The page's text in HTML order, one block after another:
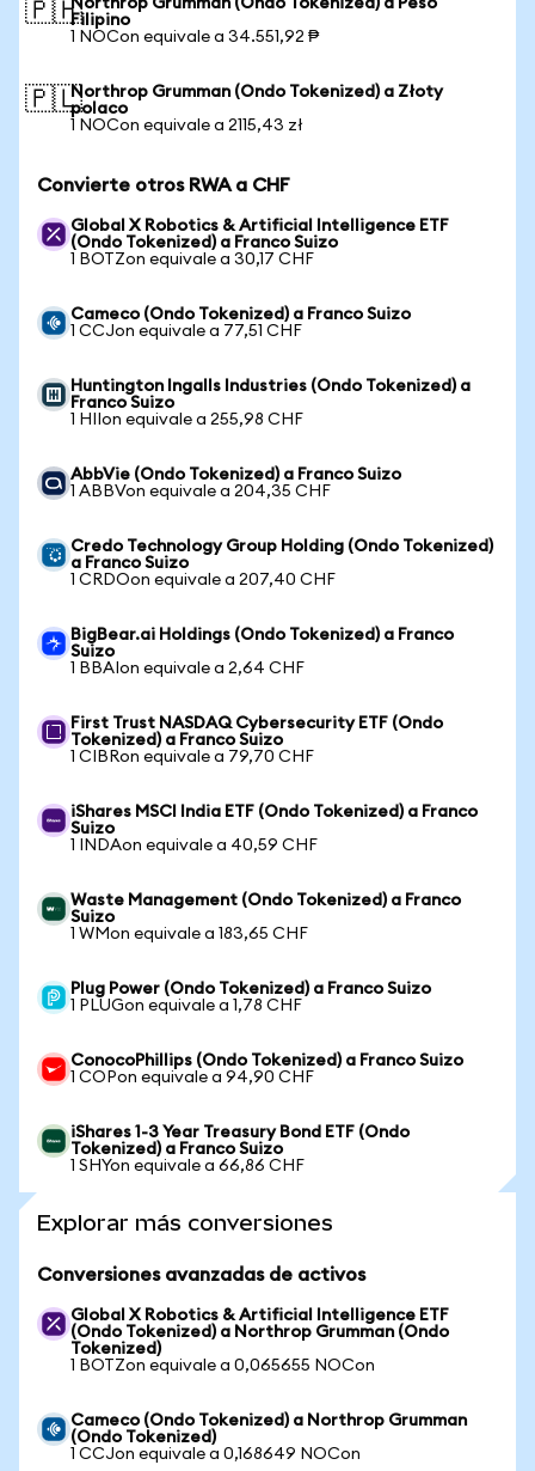
🇵🇭Northrop Grumman (Ondo Tokenized) a Peso
Filipino
1 NOCon equivale a 34.551,92 ₱
🇵🇱Northrop Grumman (Ondo Tokenized) a Złoty
polaco
1 NOCon equivale a 2115,43 zł
Convierte otros RWA a CHF
Global X Robotics & Artificial Intelligence ETF
(Ondo Tokenized) a Franco Suizo
1 BOTZon equivale a 30,17 CHF
Cameco (Ondo Tokenized) a Franco Suizo
1 CCJon equivale a 77,51 CHF
Huntington Ingalls Industries (Ondo Tokenized) a
Franco Suizo
1 HIIon equivale a 255,98 CHF
AbbVie (Ondo Tokenized) a Franco Suizo
1 ABBVon equivale a 204,35 CHF
Credo Technology Group Holding (Ondo Tokenized)
a Franco Suizo
1 CRDOon equivale a 207,40 CHF
BigBear.ai Holdings (Ondo Tokenized) a Franco
Suizo
1 BBAIon equivale a 2,64 CHF
First Trust NASDAQ Cybersecurity ETF (Ondo
Tokenized) a Franco Suizo
1 CIBRon equivale a 79,70 CHF
iShares MSCI India ETF (Ondo Tokenized) a Franco
Suizo
1 INDAon equivale a 40,59 CHF
Waste Management (Ondo Tokenized) a Franco
Suizo
1 WMon equivale a 183,65 CHF
Plug Power (Ondo Tokenized) a Franco Suizo
1 PLUGon equivale a 1,78 CHF
ConocoPhillips (Ondo Tokenized) a Franco Suizo
1 COPon equivale a 94,90 CHF
iShares 1-3 Year Treasury Bond ETF (Ondo
Tokenized) a Franco Suizo
1 SHYon equivale a 66,86 CHF
Explorar más conversiones
Conversiones avanzadas de activos
Global X Robotics & Artificial Intelligence ETF
(Ondo Tokenized) a Northrop Grumman (Ondo
Tokenized)
1 BOTZon equivale a 0,065655 NOCon
Cameco (Ondo Tokenized) a Northrop Grumman
(Ondo Tokenized)
1 CCJon equivale a 0,168649 NOCon